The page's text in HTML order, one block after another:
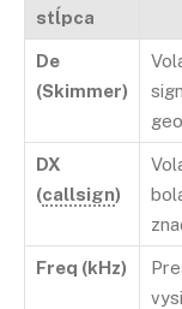
stĺpca
De
(Skimmer)
DX
(callsign)
Freq (kHz)